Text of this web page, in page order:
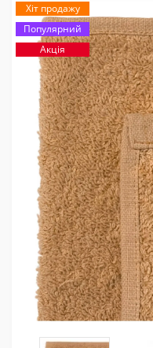
Хіт продажу
Популярний
Акція